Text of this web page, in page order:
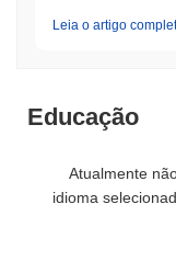
Leia o artigo
Educação
Atualmente
idioma